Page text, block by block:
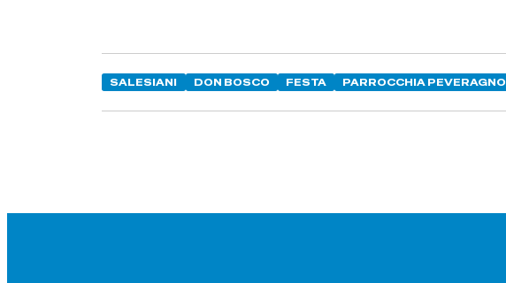
SALESIANI DON BOSCO FESTA PARROCCHIA PEVERAGNO